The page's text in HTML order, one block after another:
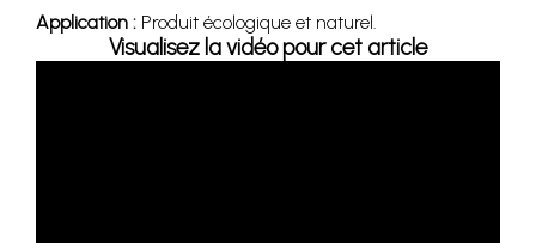
Application : Produit écologique et naturel.
Visualisez la vidéo pour cet article